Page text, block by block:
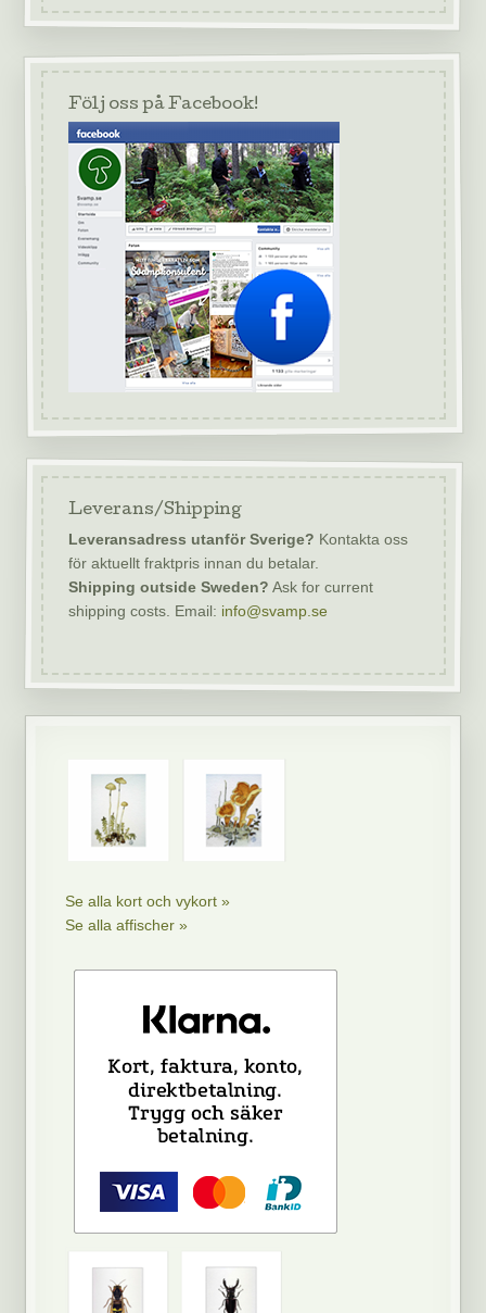
Följ oss på Facebook!
Leverans/Shipping
Leveransadress utanför Sverige? Kontakta oss
för aktuellt fraktpris innan du betalar.
Shipping outside Sweden? Ask for current
shipping costs. Email: info@svamp.se
Se alla kort och vykort »
Se alla affischer »